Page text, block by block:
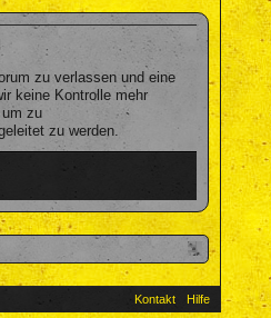
zu verlassen und eine
keine Kontrolle mehr
um zu
zu werden.
Kontakt
Hilfe